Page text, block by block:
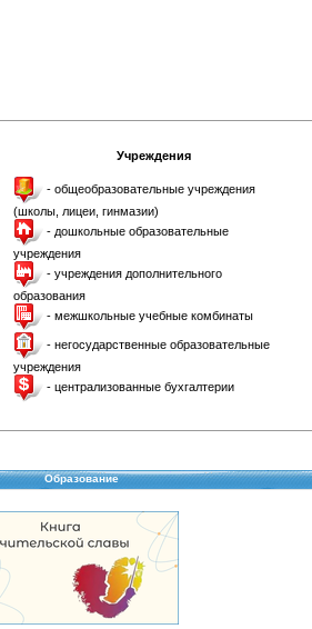
Учреждения
- общеобразовательные учреждения
(школы, лицеи, гинмазии)
- дошкольные образовательные
учреждения
- учреждения дополнительного
образования
- межшкольные учебные комбинаты
- негосударственные образовательные
учреждения
- централизованные бухгалтерии
Образование
2008-2026 Управление образования
материалов возможны только с разрешения
образования.
уникальных посетителей